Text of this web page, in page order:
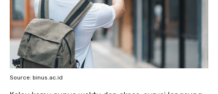
Source: binus.ac.id